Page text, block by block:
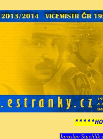
Jaroslav Stuchlík